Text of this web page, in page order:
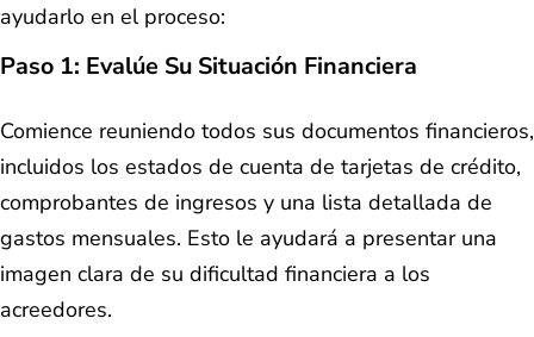
ayudarlo en el proceso:
Paso 1: Evalúe Su Situación Financiera
Comience reuniendo todos sus documentos financieros,
incluidos los estados de cuenta de tarjetas de crédito,
comprobantes de ingresos y una lista detallada de
gastos mensuales. Esto le ayudará a presentar una
imagen clara de su dificultad financiera a los
acreedores.